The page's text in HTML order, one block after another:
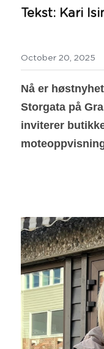
Tekst: Kari
October 20, 2025
Nå er
Storgata på
inviterer